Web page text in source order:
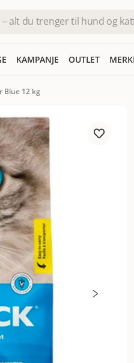
KAMPANJE OUTLET
Blue 12 kg